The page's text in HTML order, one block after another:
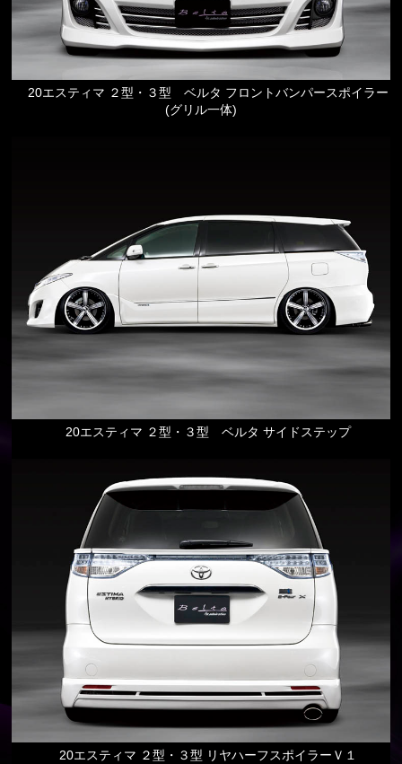
20エスティマ ２型・３型 ベルタ フロントバンパースポイラー
(グリル一体)
20エスティマ ２型・３型 ベルタ サイドステップ
20エスティマ ２型・３型 リヤハーフスポイラーＶ１